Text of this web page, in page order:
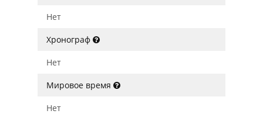
Нет
Хронограф
Нет
Мировое время
Нет